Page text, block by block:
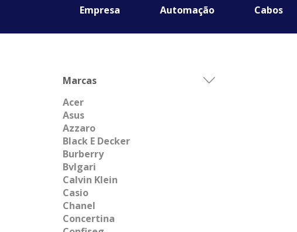
Empresa Automação Cabos
Marcas
Acer
Asus
Azzaro
Black E Decker
Burberry
Bvlgari
Calvin Klein
Casio
Chanel
Concertina